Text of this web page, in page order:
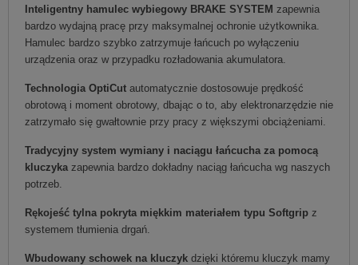
Inteligentny hamulec wybiegowy BRAKE SYSTEM zapewnia
bardzo wydajną pracę przy maksymalnej ochronie użytkownika.
Hamulec bardzo szybko zatrzymuje łańcuch po wyłączeniu
urządzenia oraz w przypadku rozładowania akumulatora.
Technologia OptiCut automatycznie dostosowuje prędkość
obrotową i moment obrotowy, dbając o to, aby elektronarzędzie nie
zatrzymało się gwałtownie przy pracy z większymi obciążeniami.
Tradycyjny system wymiany i naciągu łańcucha za pomocą
kluczyka zapewnia bardzo dokładny naciąg łańcucha wg naszych
potrzeb.
Rękojeść tylna pokryta miękkim materiałem typu Softgrip z
systemem tłumienia drgań.
Wbudowany schowek na kluczyk dzięki któremu kluczyk mamy